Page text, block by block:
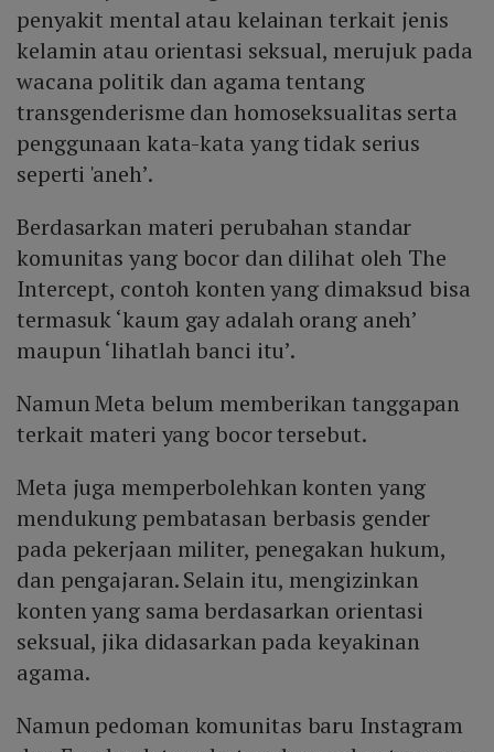
penyakit mental atau kelainan terkait jenis
kelamin atau orientasi seksual, merujuk pada
wacana politik dan agama tentang
transgenderisme dan homoseksualitas serta
penggunaan kata-kata yang tidak serius
seperti 'aneh’.
Berdasarkan materi perubahan standar
komunitas yang bocor dan dilihat oleh The
Intercept, contoh konten yang dimaksud bisa
termasuk ‘kaum gay adalah orang aneh’
maupun ‘lihatlah banci itu’.
Namun Meta belum memberikan tanggapan
terkait materi yang bocor tersebut.
Meta juga memperbolehkan konten yang
mendukung pembatasan berbasis gender
pada pekerjaan militer, penegakan hukum,
dan pengajaran. Selain itu, mengizinkan
konten yang sama berdasarkan orientasi
seksual, jika didasarkan pada keyakinan
agama.
Namun pedoman komunitas baru Instagram